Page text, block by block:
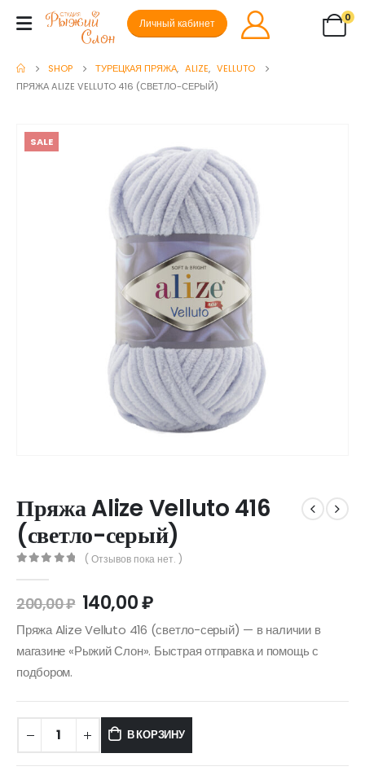
Личный кабинет
0
SHOP ТУРЕЦКАЯ ПРЯЖА, ALIZE, VELLUTO
ПРЯЖА ALIZE VELLUTO 416 (СВЕТЛО-СЕРЫЙ)
SALE
Пряжа Alize Velluto 416
(светло-серый)
( Отзывов пока нет. )
200,00₽ 140,00₽
Пряжа Alize Velluto 416 (светло-серый) — в наличии в
магазине «Рыжий Слон». Быстрая отправка и помощь с
подбором.
В КОРЗИНУ